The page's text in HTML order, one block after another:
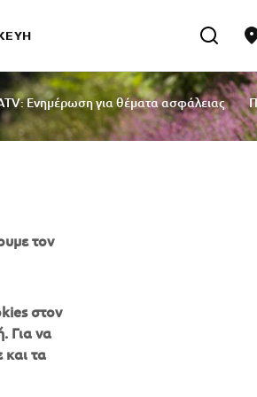
Ενημέρωση για θέματα ασφάλειας
Kodiak Kiwami: Master of Work
ΕΝΗΜΕΡΩΤΙΚΟ ΔΕΛΤΙΟ
τον
στον
Για να
και τα